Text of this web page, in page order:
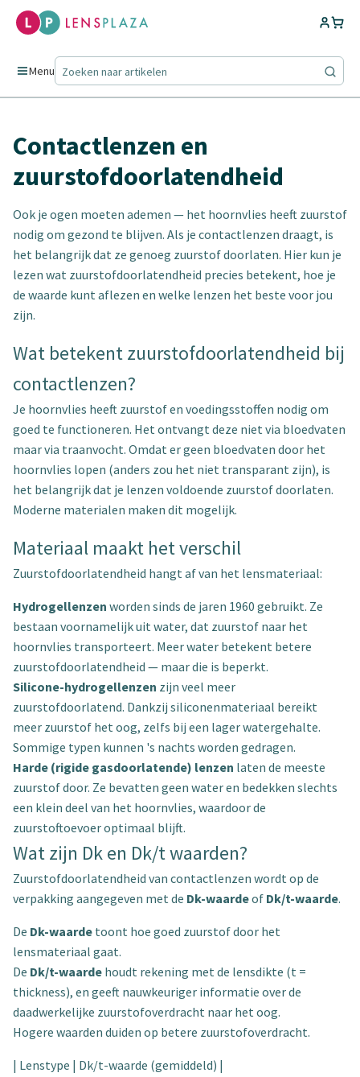
Menu
Contactlenzen en
zuurstofdoorlatendheid
Ook je ogen moeten ademen — het hoornvlies heeft zuurstof
nodig om gezond te blijven. Als je contactlenzen draagt, is
het belangrijk dat ze genoeg zuurstof doorlaten. Hier kun je
lezen wat zuurstofdoorlatendheid precies betekent, hoe je
de waarde kunt aflezen en welke lenzen het beste voor jou
zijn.
Wat betekent zuurstofdoorlatendheid bij
contactlenzen?
Je hoornvlies heeft zuurstof en voedingsstoffen nodig om
goed te functioneren. Het ontvangt deze niet via bloedvaten
maar via traanvocht. Omdat er geen bloedvaten door het
hoornvlies lopen (anders zou het niet transparant zijn), is
het belangrijk dat je lenzen voldoende zuurstof doorlaten.
Moderne materialen maken dit mogelijk.
Materiaal maakt het verschil
Zuurstofdoorlatendheid hangt af van het lensmateriaal:
Hydrogellenzen worden sinds de jaren 1960 gebruikt. Ze
bestaan voornamelijk uit water, dat zuurstof naar het
hoornvlies transporteert. Meer water betekent betere
zuurstofdoorlatendheid — maar die is beperkt.
Silicone-hydrogellenzen zijn veel meer
zuurstofdoorlatend. Dankzij siliconenmateriaal bereikt
meer zuurstof het oog, zelfs bij een lager watergehalte.
Sommige typen kunnen 's nachts worden gedragen.
Harde (rigide gasdoorlatende) lenzen laten de meeste
zuurstof door. Ze bevatten geen water en bedekken slechts
een klein deel van het hoornvlies, waardoor de
zuurstoftoevoer optimaal blijft.
Wat zijn Dk en Dk/t waarden?
Zuurstofdoorlatendheid van contactlenzen wordt op de
verpakking aangegeven met de Dk-waardeof Dk/t-waarde.
De Dk-waarde toont hoe goed zuurstof door het
lensmateriaal gaat.
De Dk/t-waarde houdt rekening met de lensdikte (t =
thickness), en geeft nauwkeuriger informatie over de
daadwerkelijke zuurstofoverdracht naar het oog.
Hogere waarden duiden op betere zuurstofoverdracht.
| Lenstype | Dk/t-waarde (gemiddeld) |